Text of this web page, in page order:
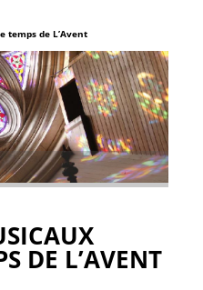
temps de L’Avent
DE L’AVENT